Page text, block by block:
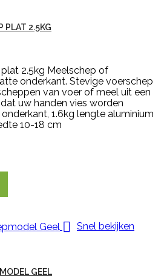
PLAT 2.5KG
2.5kg Meelschep of
onderkant. Stevige voerschep
van voer of meel uit een
uw handen vies worden
1.6kg lengte aluminium
10-18 cm
 Snel bekijken
GEEL